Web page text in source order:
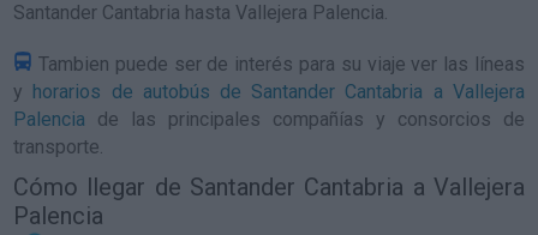
Santander Cantabria hasta Vallejera Palencia.
Tambien puede ser de interés para su viaje ver las líneas
y horarios de autobús de Santander Cantabria a Vallejera
Palencia de las principales compañías y consorcios de
transporte.
Cómo llegar de Santander Cantabria a Vallejera
Palencia